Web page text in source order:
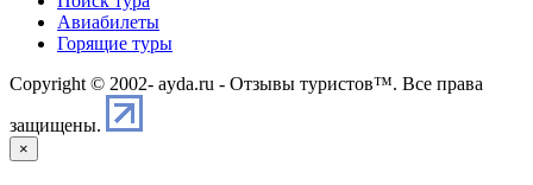
Авиабилеты
Горящие туры
Copyright © 2002- ayda.ru - Отзывы туристов™. Все права
защищены.
×